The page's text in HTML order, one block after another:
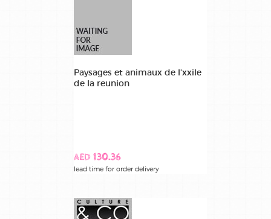
Paysages et animaux de l'xxile
de la reunion
AED 130.36
lead time for order delivery